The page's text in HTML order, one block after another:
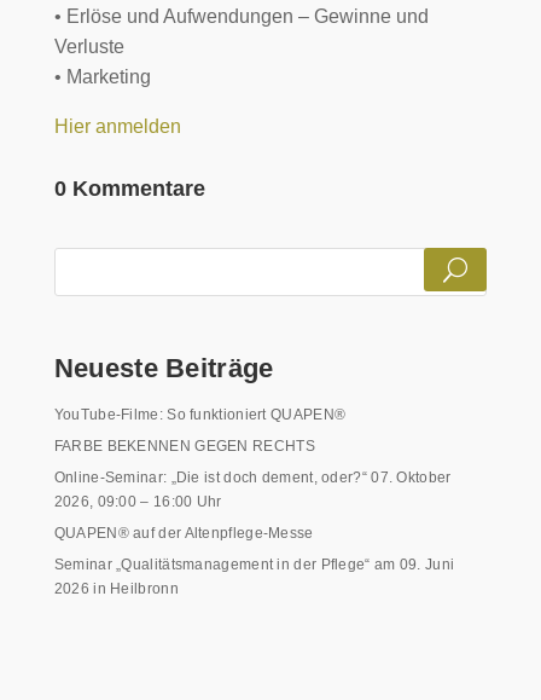
• Erlöse und Aufwendungen – Gewinne und
Verluste
• Marketing
Hier anmelden
0 Kommentare
Neueste Beiträge
YouTube-Filme: So funktioniert QUAPEN®
FARBE BEKENNEN GEGEN RECHTS
Online-Seminar: „Die ist doch dement, oder?“ 07. Oktober
2026, 09:00 – 16:00 Uhr
QUAPEN® auf der Altenpflege-Messe
Seminar „Qualitätsmanagement in der Pflege“ am 09. Juni
2026 in Heilbronn